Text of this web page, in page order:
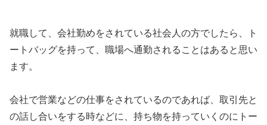
就職して、会社勤めをされている社会人の方でしたら、ト
ートバッグを持って、職場へ通勤されることはあると思い
ます。
会社で営業などの仕事をされているのであれば、取引先と
の話し合いをする時などに、持ち物を持っていくのにトー